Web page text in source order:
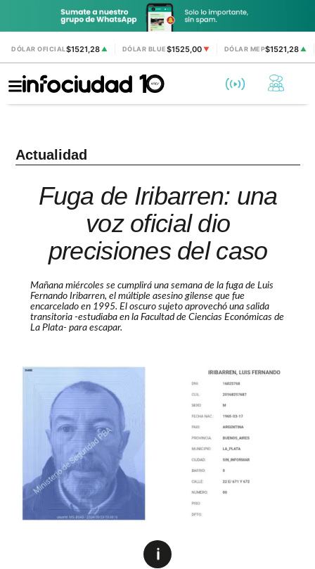
DÓLAR OFICIAL$1521,28 ▲ DÓLAR BLUE$1525,00 ▼ DÓLAR MEP$1521,28▲
Actualidad
Fuga de Iribarren: una
voz oficial dio
precisiones del caso
Mañana miércoles se cumplirá una semana de la fuga de Luis
Fernando Iribarren, el múltiple asesino gilense que fue
encarcelado en 1995. El oscuro sujeto aprovechó una salida
transitoria -estudiaba en la Facultad de Ciencias Económicas de
La Plata- para escapar.